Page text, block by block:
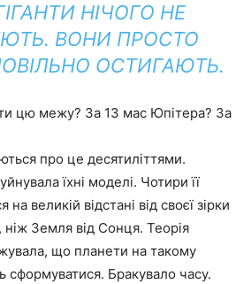
НІЧОГО НЕ
ВОНИ ПРОСТО
ОСТИГАЮТЬ.
цю межу? За 13 мас Юпітера? За
про це десятиліттями.
їхні моделі. Чотири її
великій відстані від своєї зірки
ніж Земля від Сонця. Теорія
що планети на такому
сформуватися. Бракувало часу.